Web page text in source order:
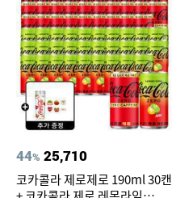
44% 25,710
코카콜라 제로제로 190ml 30캔